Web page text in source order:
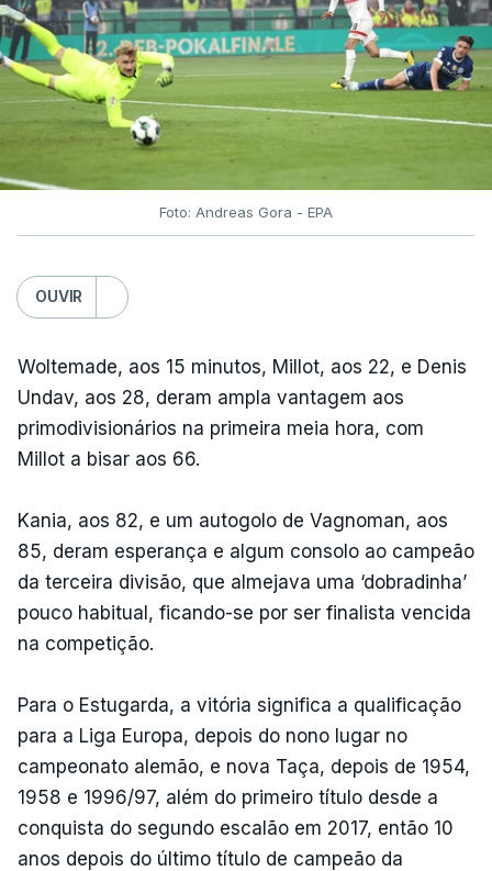
Foto: Andreas Gora - EPA
OUVIR
Woltemade, aos 15 minutos, Millot, aos 22, e Denis
Undav, aos 28, deram ampla vantagem aos
primodivisionários na primeira meia hora, com
Millot a bisar aos 66.
Kania, aos 82, e um autogolo de Vagnoman, aos
85, deram esperança e algum consolo ao campeão
da terceira divisão, que almejava uma ‘dobradinha’
pouco habitual, ficando-se por ser finalista vencida
na competição.
Para o Estugarda, a vitória significa a qualificação
para a Liga Europa, depois do nono lugar no
campeonato alemão, e nova Taça, depois de 1954,
1958 e 1996/97, além do primeiro título desde a
conquista do segundo escalão em 2017, então 10
anos depois do último título de campeão da